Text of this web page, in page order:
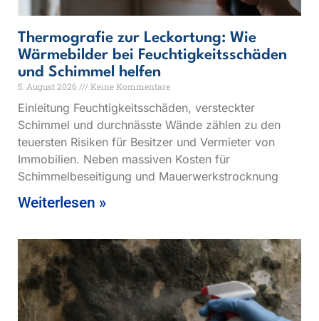
Thermografie zur Leckortung: Wie
Wärmebilder bei Feuchtigkeitsschäden
und Schimmel helfen
5. August 2026 Keine Kommentare
Einleitung Feuchtigkeitsschäden, versteckter
Schimmel und durchnässte Wände zählen zu den
teuersten Risiken für Besitzer und Vermieter von
Immobilien. Neben massiven Kosten für
Schimmelbeseitigung und Mauerwerkstrocknung
Weiterlesen »